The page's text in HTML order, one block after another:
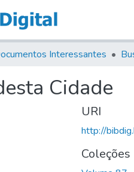
Interessantes
Cidade
URI
http://
Coleções